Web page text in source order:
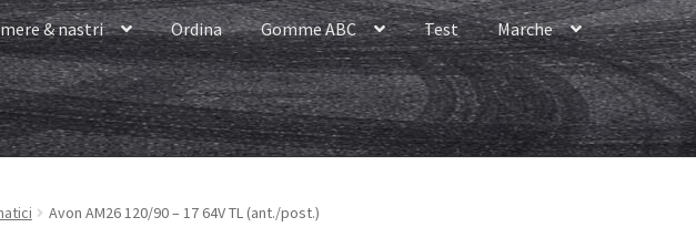
& nastri Ordina Gomme ABC Test Marche
Avon AM26 120/90 – 17 64V TL (ant./post.)